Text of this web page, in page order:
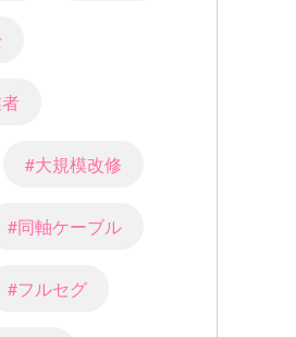
#大規模改修
#同軸ケーブル
#フルセグ